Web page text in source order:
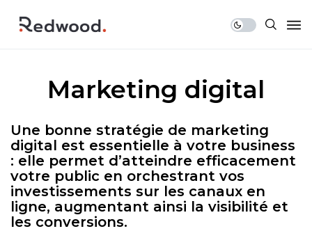
Marketing digital
Une bonne stratégie de marketing
digital est essentielle à votre business
: elle permet d’atteindre efficacement
votre public en orchestrant vos
investissements sur les canaux en
ligne, augmentant ainsi la visibilité et
les conversions.